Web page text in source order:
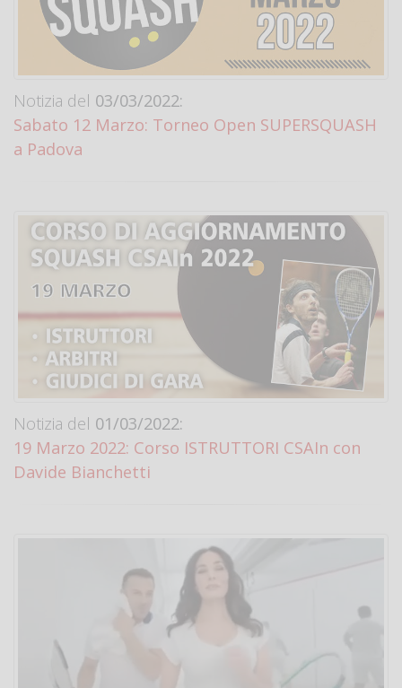
Notizia del 03/03/2022:
Sabato 12 Marzo: Torneo Open SUPERSQUASH
a Padova
Notizia del 01/03/2022:
19 Marzo 2022: Corso ISTRUTTORI CSAIn con
Davide Bianchetti